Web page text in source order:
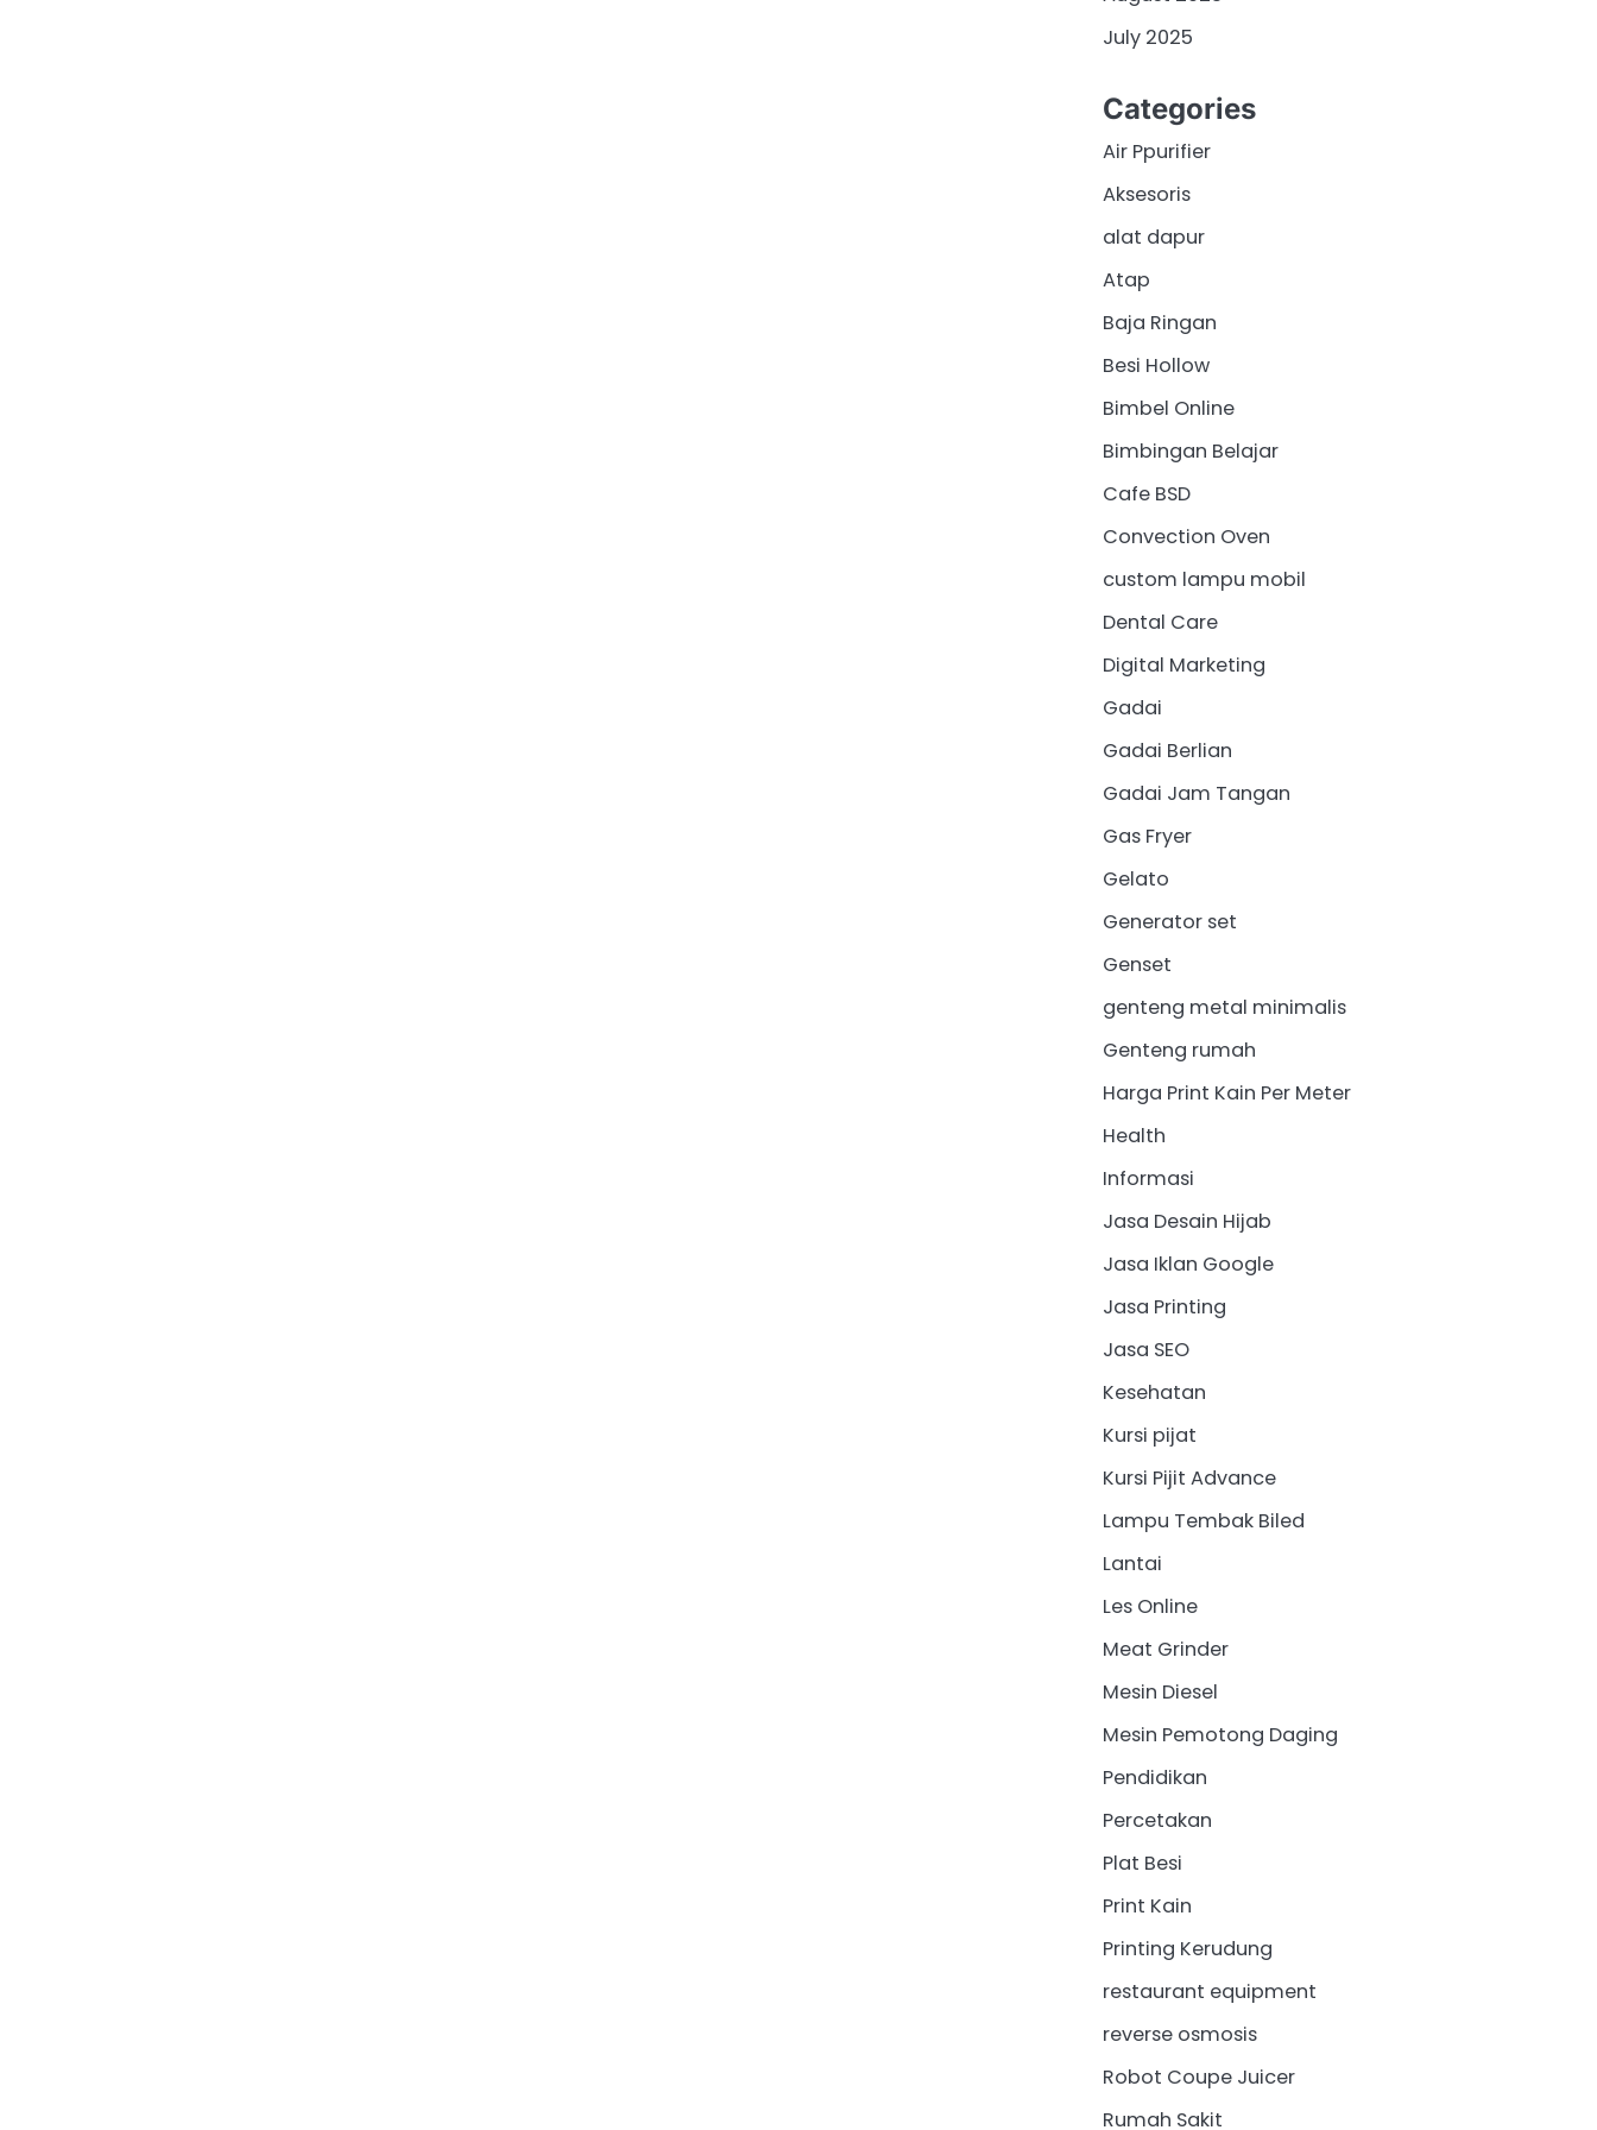
July 2025
Categories
Air Ppurifier
Aksesoris
alat dapur
Atap
Baja Ringan
Besi Hollow
Bimbel Online
Bimbingan Belajar
Cafe BSD
Convection Oven
custom lampu mobil
Dental Care
Digital Marketing
Gadai
Gadai Berlian
Gadai Jam Tangan
Gas Fryer
Gelato
Generator set
Genset
genteng metal minimalis
Genteng rumah
Harga Print Kain Per Meter
Health
Informasi
Jasa Desain Hijab
Jasa Iklan Google
Jasa Printing
Jasa SEO
Kesehatan
Kursi pijat
Kursi Pijit Advance
Lampu Tembak Biled
Lantai
Les Online
Meat Grinder
Mesin Diesel
Mesin Pemotong Daging
Pendidikan
Percetakan
Plat Besi
Print Kain
Printing Kerudung
restaurant equipment
reverse osmosis
Robot Coupe Juicer
Rumah Sakit